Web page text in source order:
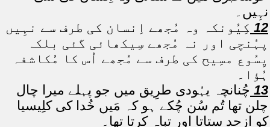
نہِیں۔
12 کِیُونکہ وہ مُجھے اِنسان کی طرف سے نہِیں
پہُنچی اور نہ مُجھے سِیکھائی گئی بلکہ
یِسُوع مسِیح کی طرف سے مُجھے اُس کا مُکاشفہ
ہُؤا۔
13 چُنانچہ یہُودی طرِیق میں جو پہلے میرا چال
چلن تھا تُم سُن چُکے ہو کہ مَیں خُدا کی کلِیسیا
کو ازحد ستاتا اور تباہ کرتا تھا۔